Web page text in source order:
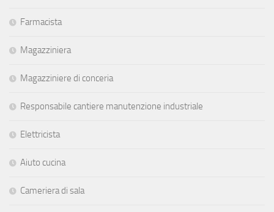
Farmacista
Magazziniera
Magazziniere di conceria
Responsabile cantiere manutenzione industriale
Elettricista
Aiuto cucina
Cameriera di sala